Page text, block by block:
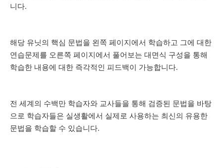
니다.
해당 유닛의 핵심 문법을 왼쪽 페이지에서 학습하고 그에 대한
연습문제를 오른쪽 페이지에서 풀어보는 대면식 구성을 통해
학습한 내용에 대한 즉각적인 피드백이 가능합니다.
전 세계의 수백만 학습자와 교사들을 통해 검증된 문법을 바탕
으로 학습자들은 실생활에서 실제로 사용하는 최신의 유용한
문법을 학습할 수 있습니다.